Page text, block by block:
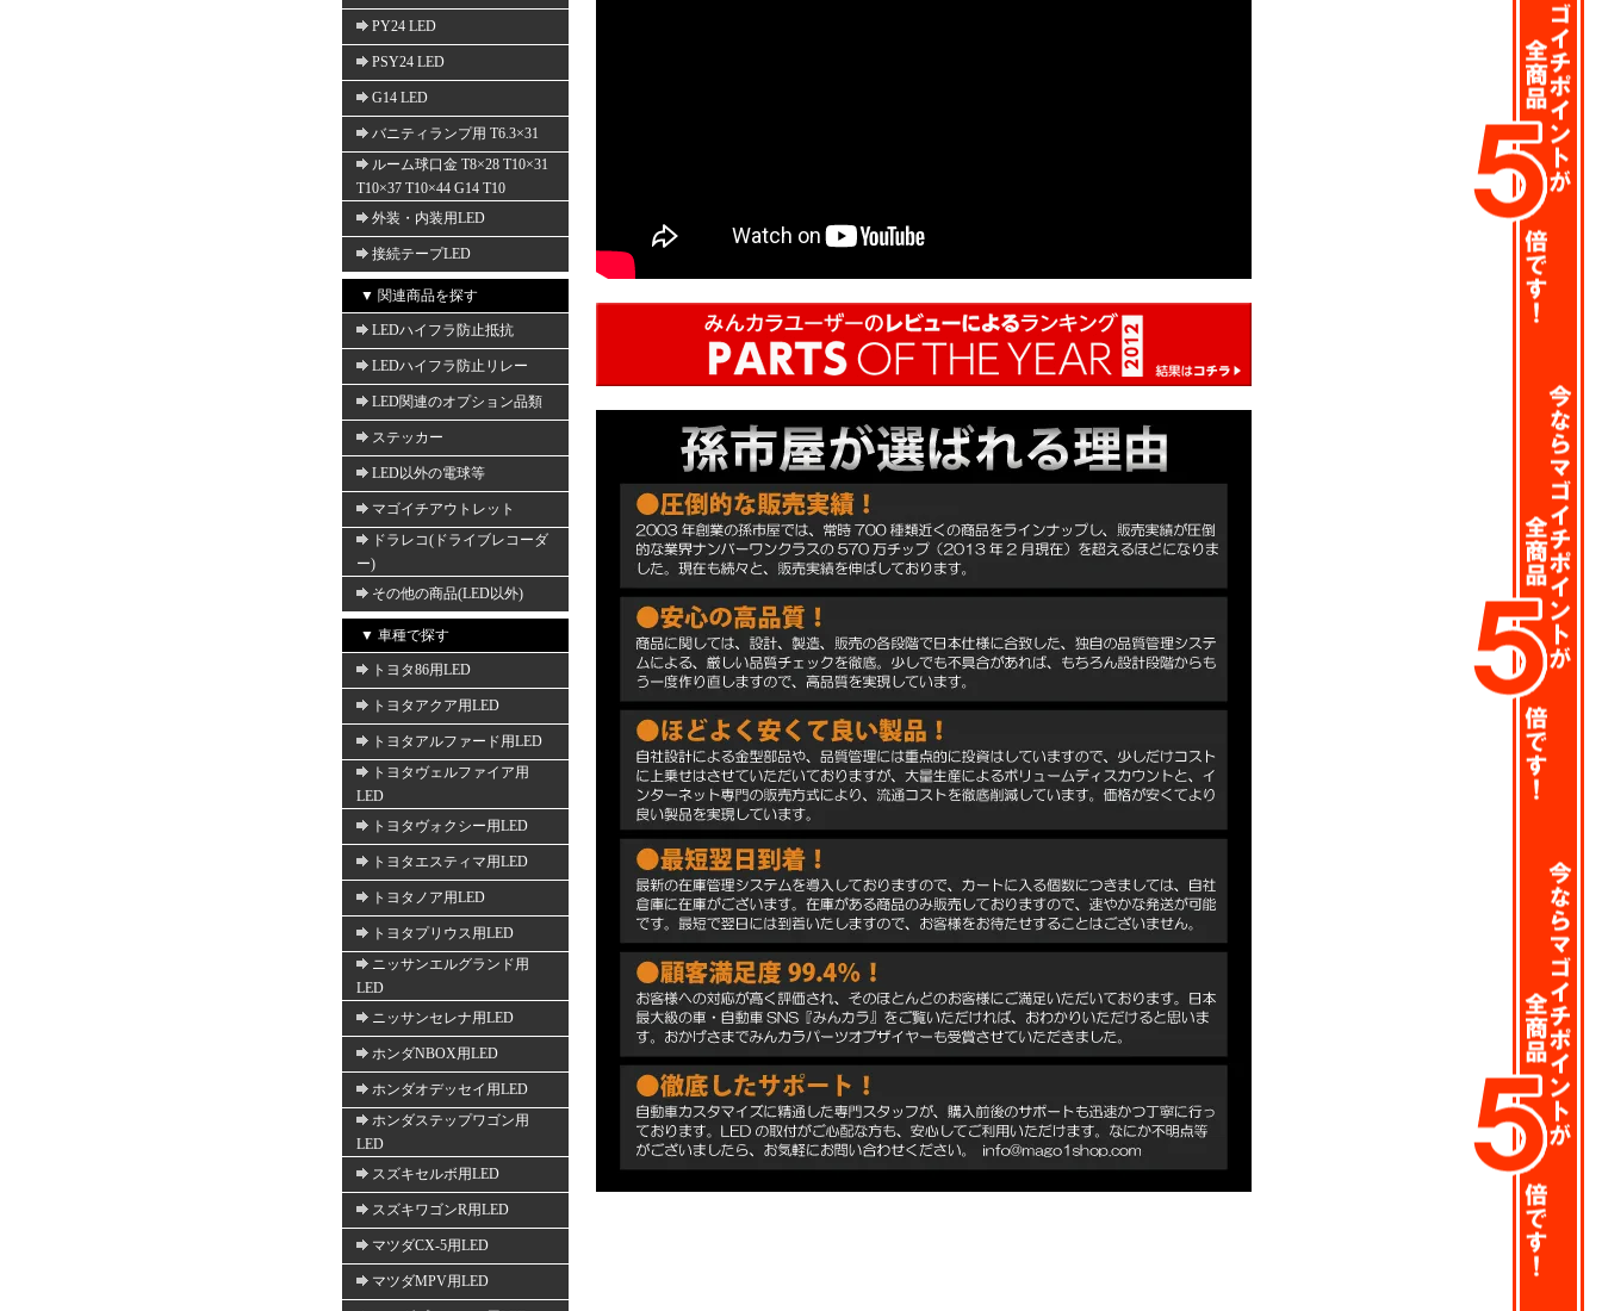
PY24 LED
PSY24 LED
G14 LED
バニティランプ用 T6.3×31
ルーム球口金 T8×28 T10×31
T10×37 T10×44 G14 T10
外装・内装用LED
接続テープLED
▼ 関連商品を探す
LEDハイフラ防止抵抗
LEDハイフラ防止リレー
LED関連のオプション品類
ステッカー
LED以外の電球等
マゴイチアウトレット
ドラレコ(ドライブレコーダ
ー)
その他の商品(LED以外)
▼ 車種で探す
トヨタ86用LED
トヨタアクア用LED
トヨタアルファード用LED
トヨタヴェルファイア用
LED
トヨタヴォクシー用LED
トヨタエスティマ用LED
トヨタノア用LED
トヨタプリウス用LED
ニッサンエルグランド用
LED
ニッサンセレナ用LED
ホンダNBOX用LED
ホンダオデッセイ用LED
ホンダステップワゴン用
LED
スズキセルボ用LED
スズキワゴンR用LED
マツダCX-5用LED
マツダMPV用LED